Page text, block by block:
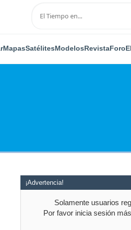
MapasSatélitesModelosRevistaForo
¡Advertencia!
Solamente usuarios
Por favor inicia sesión